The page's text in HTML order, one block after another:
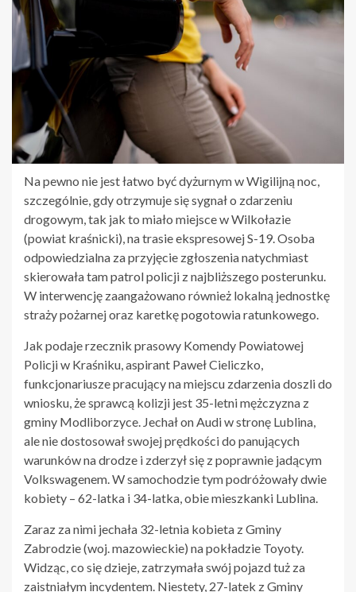
Na pewno nie jest łatwo być dyżurnym w Wigilijną noc,
szczególnie, gdy otrzymuje się sygnał o zdarzeniu
drogowym, tak jak to miało miejsce w Wilkołazie
(powiat kraśnicki), na trasie ekspresowej S-19. Osoba
odpowiedzialna za przyjęcie zgłoszenia natychmiast
skierowała tam patrol policji z najbliższego posterunku.
W interwencję zaangażowano również lokalną jednostkę
straży pożarnej oraz karetkę pogotowia ratunkowego.
Jak podaje rzecznik prasowy Komendy Powiatowej
Policji w Kraśniku, aspirant Paweł Cieliczko,
funkcjonariusze pracujący na miejscu zdarzenia doszli do
wniosku, że sprawcą kolizji jest 35-letni mężczyzna z
gminy Modliborzyce. Jechał on Audi w stronę Lublina,
ale nie dostosował swojej prędkości do panujących
warunków na drodze i zderzył się z poprawnie jadącym
Volkswagenem. W samochodzie tym podróżowały dwie
kobiety – 62-latka i 34-latka, obie mieszkanki Lublina.
Zaraz za nimi jechała 32-letnia kobieta z Gminy
Zabrodzie (woj. mazowieckie) na pokładzie Toyoty.
Widząc, co się dzieje, zatrzymała swój pojazd tuż za
zaistniałym incydentem. Niestety, 27-latek z Gminy